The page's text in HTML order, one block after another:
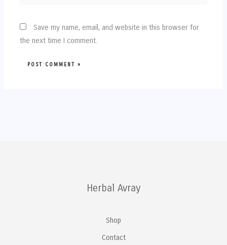
Save my name, email, and website in this browser for
the next time I comment.
Herbal Avray
Shop
Contact